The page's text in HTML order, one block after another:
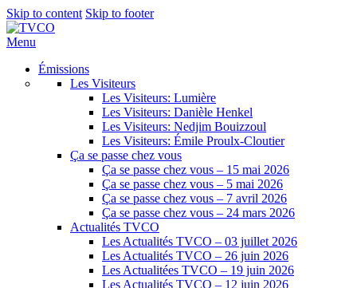
Skip to content Skip to footer
Menu
Émissions
Les Visiteurs
Les Visiteurs: Lumière
Les Visiteurs: Danièle Henkel
Les Visiteurs: Nedjim Bouizzoul
Les Visiteurs: Émile Proulx-Cloutier
Ça se passe chez vous
Ça se passe chez vous – 15 mai 2026
Ça se passe chez vous – 5 mai 2026
Ça se passe chez vous – 7 avril 2026
Ça se passe chez vous – 24 mars 2026
Actualités TVCO
Les Actualités TVCO – 03 juillet 2026
Les Actualités TVCO – 26 juin 2026
Les Actualitées TVCO – 19 juin 2026
Les Actualités TVCO – 12 juin 2026